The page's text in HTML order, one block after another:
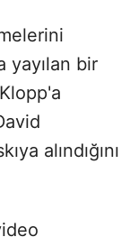
yayılan bir
alındığını